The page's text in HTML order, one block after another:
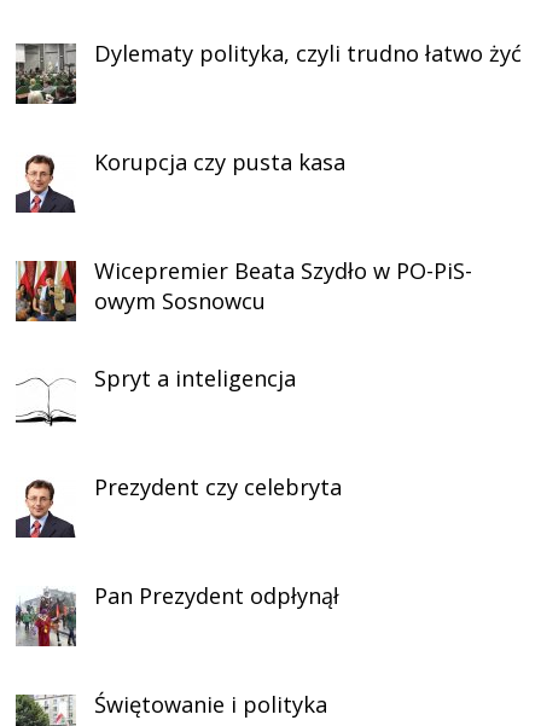
Dylematy polityka, czyli trudno łatwo żyć
Korupcja czy pusta kasa
Wicepremier Beata Szydło w PO-PiS-
owym Sosnowcu
Spryt a inteligencja
Prezydent czy celebryta
Pan Prezydent odpłynął
Świętowanie i polityka